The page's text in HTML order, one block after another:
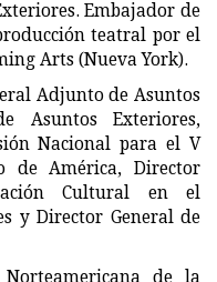
Embajador de
teatral por el
Arts (Nueva York).
Adjunto de Asuntos
Asuntos Exteriores,
Nacional para el V
de América, Director
Cultural en el
y Director General de
de la